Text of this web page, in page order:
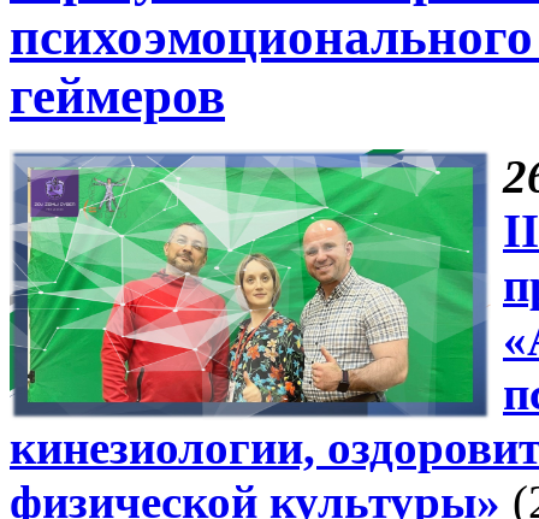
геймеров
II
кинезиологии,
физической культуры»